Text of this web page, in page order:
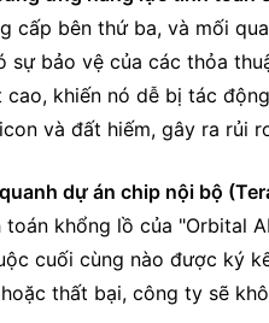
cấp bên thứ ba, và mối
sự bảo vệ của các thỏa
khiến nó dễ bị tác
và đất hiếm, gây ra rủi
dự án chip nội bộ
toán khổng lồ của "Orbital
cuối cùng nào được ký
thất bại, công ty sẽ